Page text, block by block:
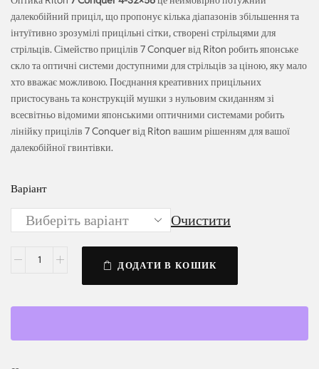
далекобійний приціл, що пропонує кілька діапазонів збільшення та
інтуїтивно зрозумілі прицільні сітки, створені стрільцями для
стрільців. Сімейство прицілів 7 Conquer від Riton робить японське
скло та оптичні системи доступними для стрільців за ціною, яку мало
хто вважає можливою. Поєднання креативних прицільних
пристосувань та конструкцій мушки з нульовим скиданням зі
всесвітньо відомими японськими оптичними системами робить
лінійку прицілів 7 Conquer від Riton вашим рішенням для вашої
далекобійної гвинтівки.
Варіант
Очистити
ДОДАТИ В КОШИК